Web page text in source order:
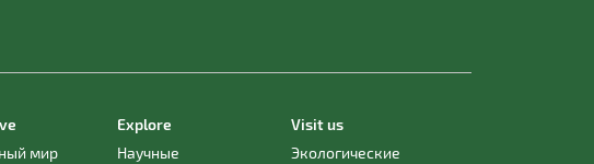
мир
Explore
Научные
Visit us
Экологические